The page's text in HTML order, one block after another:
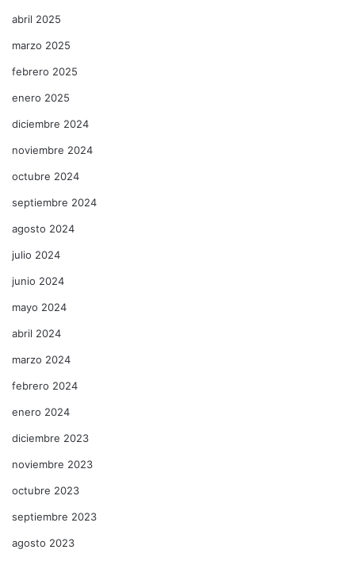
abril 2025
marzo 2025
febrero 2025
enero 2025
diciembre 2024
noviembre 2024
octubre 2024
septiembre 2024
agosto 2024
julio 2024
junio 2024
mayo 2024
abril 2024
marzo 2024
febrero 2024
enero 2024
diciembre 2023
noviembre 2023
octubre 2023
septiembre 2023
agosto 2023